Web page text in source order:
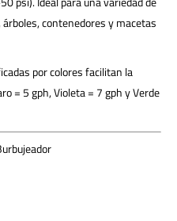
contenedores y macetas
por colores facilitan la
= 5 gph, Violeta = 7 gph y Verde